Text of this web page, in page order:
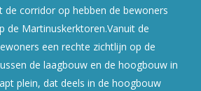
de corridor op hebben de bewoners
de Martinuskerktoren.Vanuit de
een rechte zichtlijn op de
de laagbouw en de hoogbouw in
plein, dat deels in de hoogbouw